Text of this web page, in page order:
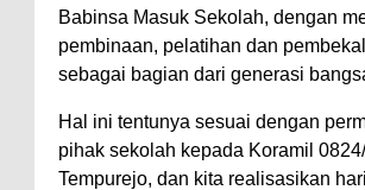
Babinsa Masuk Sekolah, dengan
pembinaan, pelatihan dan
sebagai bagian dari generasi
Hal ini tentunya sesuai dengan
pihak sekolah kepada Koramil
Tempurejo, dan kita realisasikan